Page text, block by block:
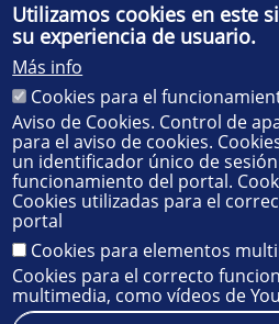
FACULTAD DE FÍSICA
Avda. de la Reina Mercedes, s/
55 28 91. Administración:
Secretaría:jsecfisi@us.es-
Utilizamos cookies en este
su experiencia de usuario.
Más info
Cookies para el
Aviso de Cookies. Control de
para el aviso de cookies.
un identificador único de
funcionamiento del portal.
Cookies utilizadas para el
portal
Cookies para elementos
Cookies para el correcto
multimedia, como vídeos de